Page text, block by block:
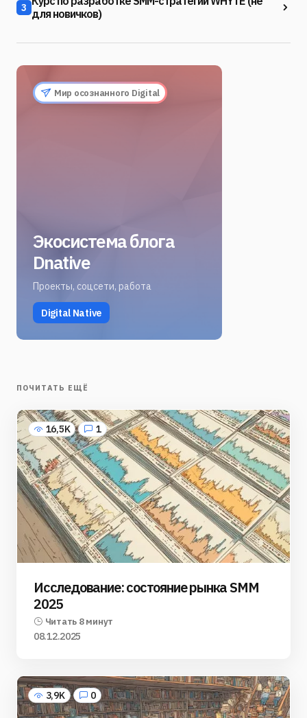
3 для новичков)
Мир осознанного Digital
Экосистема блога
Dnative
Проекты, соцсети, работа
Digital Native
ПОЧИТАТЬ ЕЩЁ
16,5K 1
Исследование: состояние рынка SMM
2025
Читать 8 минут
08.12.2025
3,9K 0